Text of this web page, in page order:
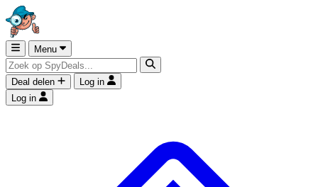
Menu
Deal delen
Log in
Log in